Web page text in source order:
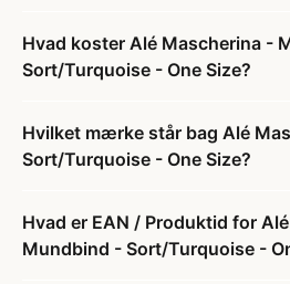
Hvad koster Alé Mascherina -
Sort/Turquoise - One Size?
Hvilket mærke står bag Alé
Sort/Turquoise - One Size?
Hvad er EAN / Produktid for
Mundbind - Sort/Turquoise -